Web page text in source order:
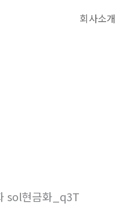
회사소개
sol현금화_q3T